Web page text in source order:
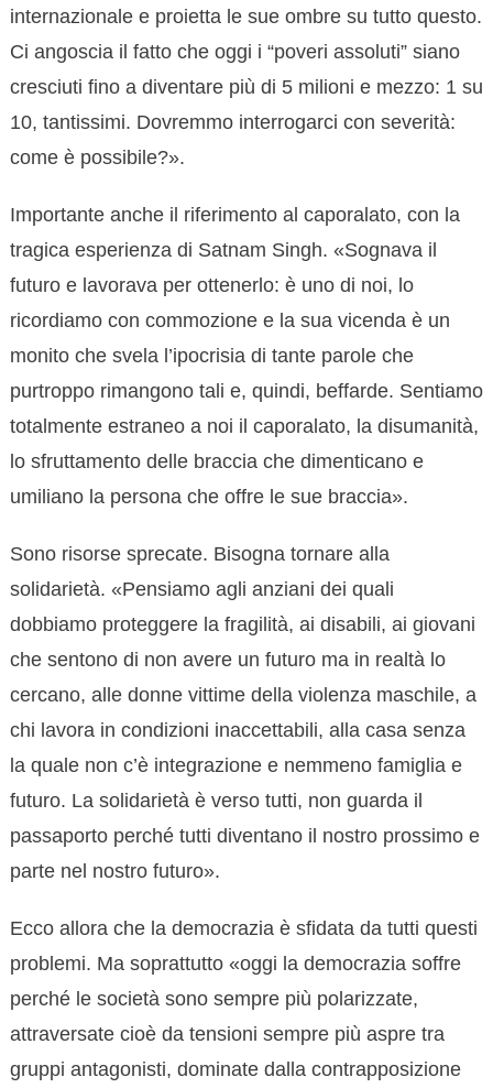
internazionale e proietta le sue ombre su tutto questo.
Ci angoscia il fatto che oggi i “poveri assoluti” siano
cresciuti fino a diventare più di 5 milioni e mezzo: 1 su
10, tantissimi. Dovremmo interrogarci con severità:
come è possibile?».
Importante anche il riferimento al caporalato, con la
tragica esperienza di Satnam Singh. «Sognava il
futuro e lavorava per ottenerlo: è uno di noi, lo
ricordiamo con commozione e la sua vicenda è un
monito che svela l’ipocrisia di tante parole che
purtroppo rimangono tali e, quindi, beffarde. Sentiamo
totalmente estraneo a noi il caporalato, la disumanità,
lo sfruttamento delle braccia che dimenticano e
umiliano la persona che offre le sue braccia».
Sono risorse sprecate. Bisogna tornare alla
solidarietà. «Pensiamo agli anziani dei quali
dobbiamo proteggere la fragilità, ai disabili, ai giovani
che sentono di non avere un futuro ma in realtà lo
cercano, alle donne vittime della violenza maschile, a
chi lavora in condizioni inaccettabili, alla casa senza
la quale non c’è integrazione e nemmeno famiglia e
futuro. La solidarietà è verso tutti, non guarda il
passaporto perché tutti diventano il nostro prossimo e
parte nel nostro futuro».
Ecco allora che la democrazia è sfidata da tutti questi
problemi. Ma soprattutto «oggi la democrazia soffre
perché le società sono sempre più polarizzate,
attraversate cioè da tensioni sempre più aspre tra
gruppi antagonisti, dominate dalla contrapposizione